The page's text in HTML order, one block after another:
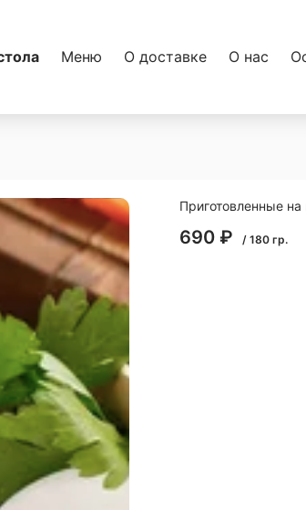
Меню О доставке О нас
Приготовленные
690 ₽ / 180 гр.